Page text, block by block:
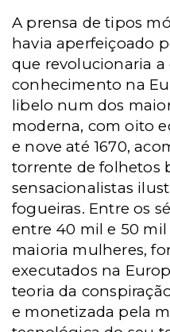
A prensa de tipos
havia aperfeiçoado
que revolucionaria a
conhecimento na
libelo num dos
moderna, com oito
e nove até 1670,
torrente de folhetos
sensacionalistas
fogueiras. Entre os
entre 40 mil e 50
maioria mulheres,
executados na
teoria da
e monetizada pela